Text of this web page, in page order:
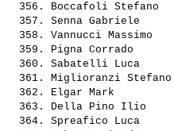
  356.
Boccafoli
  357.
Senna
  358.
Vannucci
  359.
Pigna
  360.
Sabatelli
  361.
Miglioranzi
  362.
Elgar
  363.
Della Pino
  364.
Spreafico